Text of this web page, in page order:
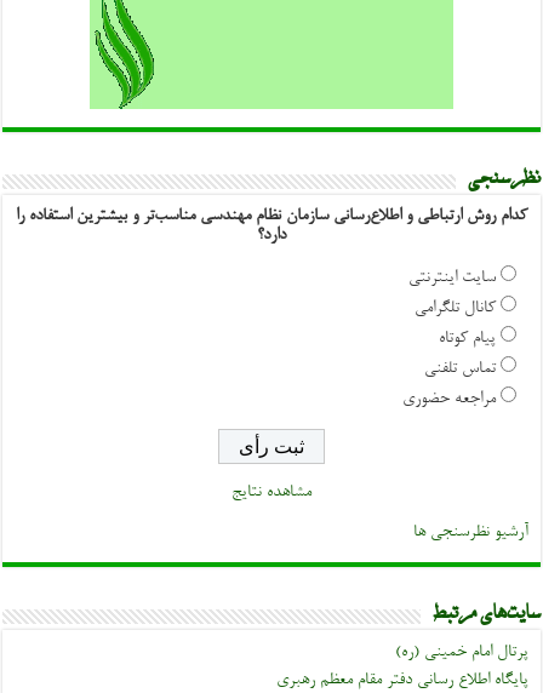
نظرسنجی
کدام روش ارتباطی و اطلاع‌رسانی سازمان نظام مهندسی مناسب‌تر و بیشترین استفاده را
دارد؟
سایت اینترنتی
کانال تلگرامی
پیام کوتاه
تماس تلفنی
مراجعه حضوری
مشاهده نتایج
آرشیو نظرسنجی ها
سایت‌های مرتبط
پرتال امام خمینی (ره)
پایگاه اطلاع رسانی دفتر مقام معظم رهبری